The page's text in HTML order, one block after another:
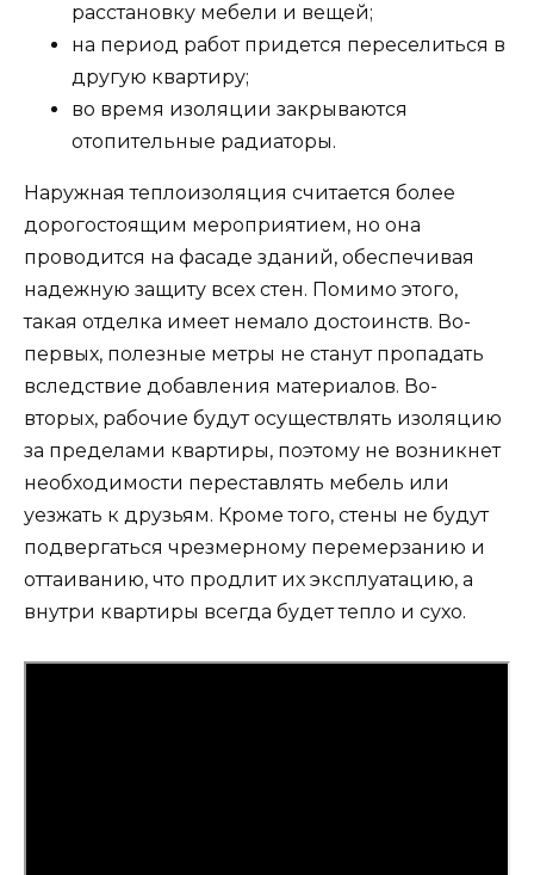
расстановку мебели и вещей;
на период работ придется переселиться в
другую квартиру;
во время изоляции закрываются
отопительные радиаторы.
Наружная теплоизоляция считается более
дорогостоящим мероприятием, но она
проводится на фасаде зданий, обеспечивая
надежную защиту всех стен. Помимо этого,
такая отделка имеет немало достоинств. Во-
первых, полезные метры не станут пропадать
вследствие добавления материалов. Во-
вторых, рабочие будут осуществлять изоляцию
за пределами квартиры, поэтому не возникнет
необходимости переставлять мебель или
уезжать к друзьям. Кроме того, стены не будут
подвергаться чрезмерному перемерзанию и
оттаиванию, что продлит их эксплуатацию, а
внутри квартиры всегда будет тепло и сухо.